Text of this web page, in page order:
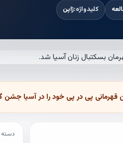
کلیدواژه:ژاپن
دسته